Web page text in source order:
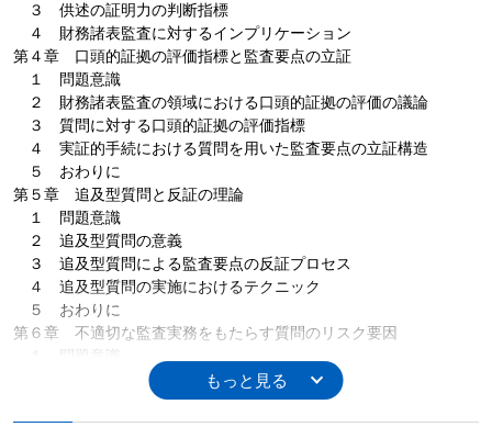
３ 供述の証明力の判断指標
４ 財務諸表監査に対するインプリケーション
第４章 口頭的証拠の評価指標と監査要点の立証
１ 問題意識
２ 財務諸表監査の領域における口頭的証拠の評価の議論
３ 質問に対する口頭的証拠の評価指標
４ 実証的手続における質問を用いた監査要点の立証構造
５ おわりに
第５章 追及型質問と反証の理論
１ 問題意識
２ 追及型質問の意義
３ 追及型質問による監査要点の反証プロセス
４ 追及型質問の実施におけるテクニック
５ おわりに
第６章 不適切な監査実務をもたらす質問のリスク要因
１ 問題意識
２ 監査人の技能と経験からもたらされるリスク
３ 監査人の認知バイアスのリスク
４ おわりに